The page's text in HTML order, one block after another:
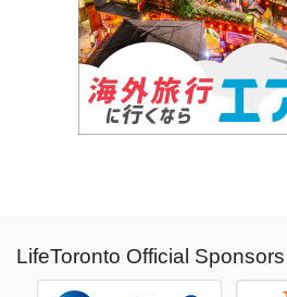
LifeToronto Official Sponsors